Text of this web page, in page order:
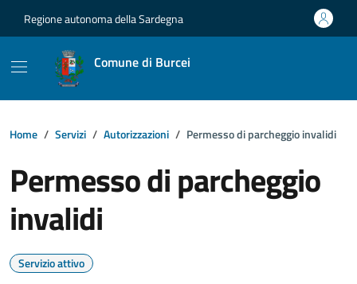
Regione autonoma della Sardegna
Comune di Burcei
Home Servizi Autorizzazioni Permesso di parcheggio invalidi
Permesso di parcheggio
invalidi
Servizio attivo